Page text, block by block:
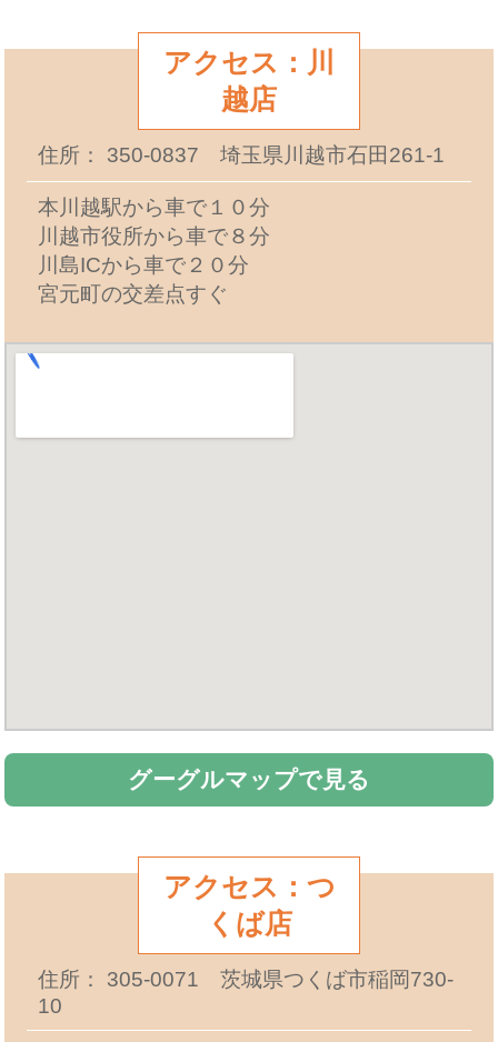
アクセス：川
越店
住所： 350-0837 埼玉県川越市石田261-1
本川越駅から車で１０分
川越市役所から車で８分
川島ICから車で２０分
宮元町の交差点すぐ
グーグルマップで見る
アクセス：つ
くば店
住所： 305-0071 茨城県つくば市稲岡730-
10